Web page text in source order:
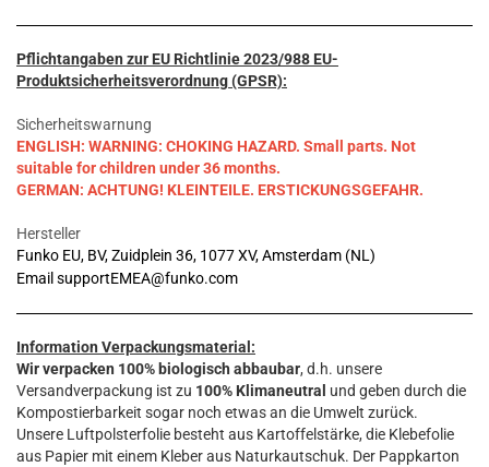
Pflichtangaben zur EU Richtlinie 2023/988 EU-
Produktsicherheitsverordnung (GPSR):
Sicherheitswarnung
ENGLISH: WARNING: CHOKING HAZARD. Small parts. Not
suitable for children under 36 months.
GERMAN: ACHTUNG! KLEINTEILE. ERSTICKUNGSGEFAHR.
Hersteller
Funko EU, BV, Zuidplein 36, 1077 XV, Amsterdam (NL)
Email supportEMEA@funko.com
Information Verpackungsmaterial:
Wir verpacken 100% biologisch abbaubar, d.h. unsere
Versandverpackung ist zu 100% Klimaneutral und geben durch die
Kompostierbarkeit sogar noch etwas an die Umwelt zurück.
Unsere Luftpolsterfolie besteht aus Kartoffelstärke, die Klebefolie
aus Papier mit einem Kleber aus Naturkautschuk. Der Pappkarton